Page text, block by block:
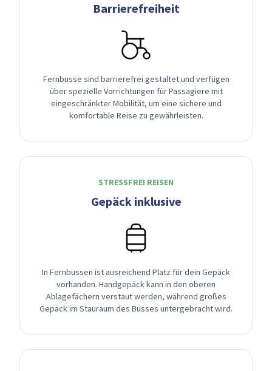
Barrierefreiheit
Fernbusse sind barrierefrei gestaltet und verfügen
über spezielle Vorrichtungen für Passagiere mit
eingeschränkter Mobilität, um eine sichere und
komfortable Reise zu gewährleisten.
STRESSFREI REISEN
Gepäck inklusive
In Fernbussen ist ausreichend Platz für dein Gepäck
vorhanden. Handgepäck kann in den oberen
Ablagefächern verstaut werden, während großes
Gepäck im Stauraum des Busses untergebracht wird.